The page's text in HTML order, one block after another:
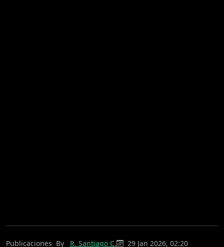
Publicaciones By R. Santiago C.
29 Jan 2026, 02:20